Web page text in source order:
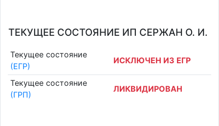
ТЕКУЩЕЕ СОСТОЯНИЕ ИП СЕРЖАН О. И.
Текущее состояние
(ЕГР)
ИСКЛЮЧЕН ИЗ ЕГР
Текущее состояние
(ГРП)
ЛИКВИДИРОВАН